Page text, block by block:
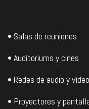
• Salas de reuniones
• Auditoriums y cines
• Redes de audio y vídeo
• Proyectores y